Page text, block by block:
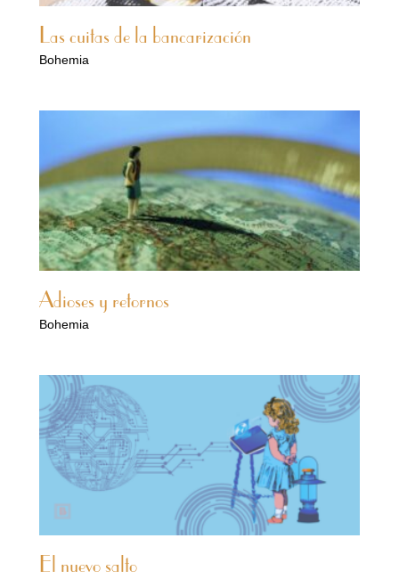
Las cuitas de la bancarización
Bohemia
Adioses y retornos
Bohemia
El nuevo salto